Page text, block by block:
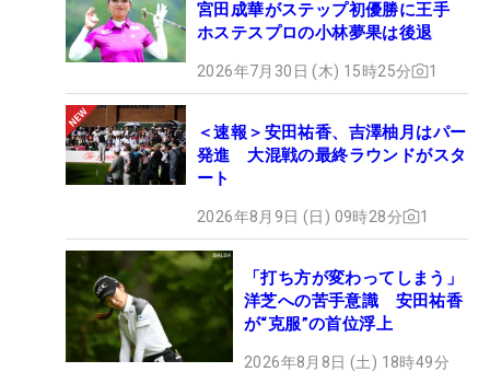
宮田成華がステップ初優勝に王手
ホステスプロの小林夢果は後退
2026年7月30日 (木) 15時25分 1
＜速報＞安田祐香、吉澤柚月はパー
発進 大混戦の最終ラウンドがスタ
ート
2026年8月9日 (日) 09時28分 1
「打ち方が変わってしまう」
洋芝への苦手意識 安田祐香
が“克服”の首位浮上
2026年8月8日 (土) 18時49分